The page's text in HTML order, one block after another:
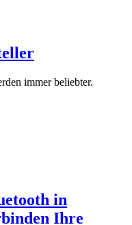
immer beliebter.
in
Ihre